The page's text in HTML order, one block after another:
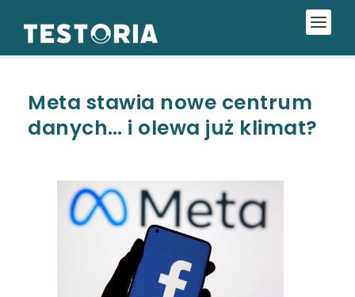
Meta stawia nowe centrum
danych… i olewa już klimat?